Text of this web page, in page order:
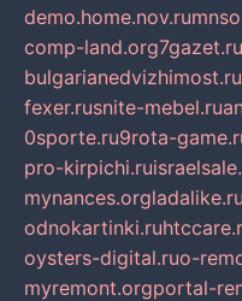
demo.home.nov.ru
comp-land.org7gazet.ru
bulgarianedvizhimost.ru
fexer.rusnite-mebel.ru
0sporte.ru9rota-
pro-kirpichi.ru
mynances.orgladalike.ru
odnokartinki.ru
oysters-digital.ruo-
myremont.orgportal-